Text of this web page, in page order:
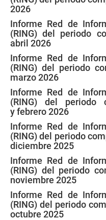
2026
Informe Red de
(RING) del periodo
abril 2026
Informe Red de
(RING) del periodo
marzo 2026
Informe Red de
(RING) del periodo
y febrero 2026
Informe Red de
(RING) del periodo
diciembre 2025
Informe Red de
(RING) del periodo
noviembre 2025
Informe Red de
(RING) del periodo
octubre 2025